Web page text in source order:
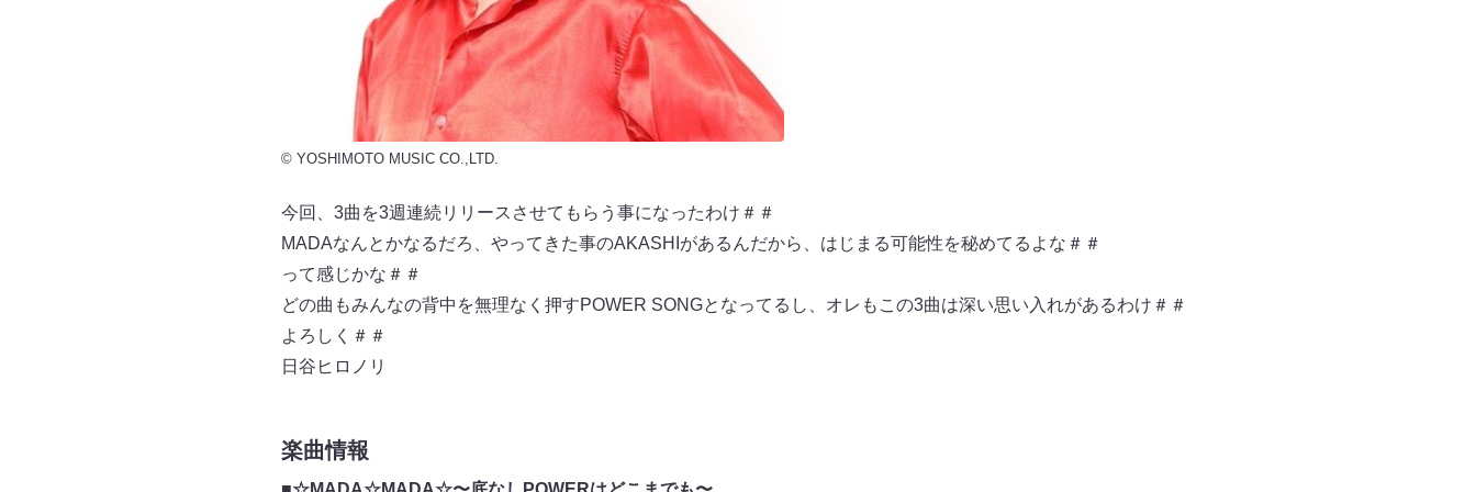
© YOSHIMOTO MUSIC CO.,LTD.
今回、3曲を3週連続リリースさせてもらう事になったわけ＃＃
MADAなんとかなるだろ、やってきた事のAKASHIがあるんだから、はじまる可能性を秘めてるよな＃＃
って感じかな＃＃
どの曲もみんなの背中を無理なく押すPOWER SONGとなってるし、オレもこの3曲は深い思い入れがあるわけ＃＃
よろしく＃＃
日谷ヒロノリ
楽曲情報